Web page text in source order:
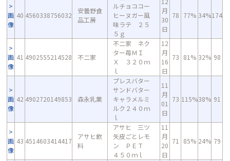
画
像
40 4560338756032
安曇野食
品工房
ルチョココー
ヒーヌガー風
味ラテ ２５
５ｇ
月
30
日
78 77% 34%174
画
像
41 4902555214528 不二家
不二家 ネク
ター苺ＭＩ
Ｘ ３２０ｍ
ｌ
12
月
16
日
73 81% 32% 98
画
像
42 4902720149853 森永乳業
プレスバター
サンドバター
キャラメルミ
ルク２４０ｍ
ｌ
11
月
01
日
73 115%38% 91
画
像
43 4514603414417
アサヒ飲
料
アサヒ 三ツ
矢皮ごとレモ
ン ＰＥＴ
４５０ｍｌ
11
月
20
日
71 85% 24% 79